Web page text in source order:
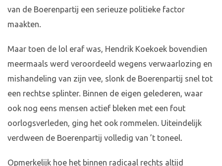
van de Boerenpartij een serieuze politieke factor
maakten.
Maar toen de lol eraf was, Hendrik Koekoek bovendien
meermaals werd veroordeeld wegens verwaarlozing en
mishandeling van zijn vee, slonk de Boerenpartij snel tot
een rechtse splinter. Binnen de eigen gelederen, waar
ook nog eens mensen actief bleken met een fout
oorlogsverleden, ging het ook rommelen. Uiteindelijk
verdween de Boerenpartij volledig van ’t toneel.
Opmerkelijk hoe het binnen radicaal rechts altijd